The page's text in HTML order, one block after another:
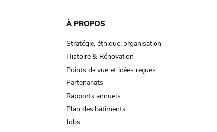
À PROPOS
Stratégie, éthique, organisation
Histoire & Rénovation
Points de vue et idées reçues
Partenariats
Rapports annuels
Plan des bâtiments
Jobs